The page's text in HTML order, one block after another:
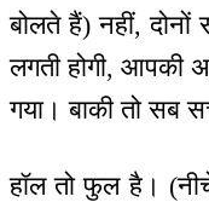
बोलते हैं) नहीं, दोनों
लगती होगी, आपकी
गया। बाकी तो सब
हॉल तो फुल है।